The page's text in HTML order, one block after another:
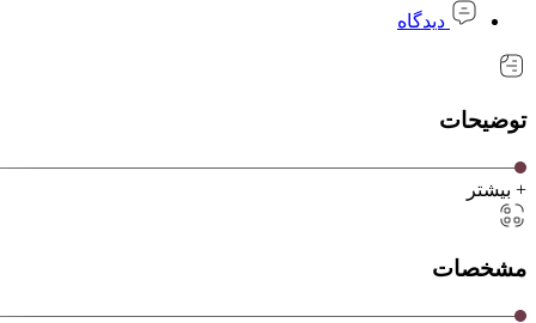
دیدگاه
توضیحات
+ بیشتر
مشخصات